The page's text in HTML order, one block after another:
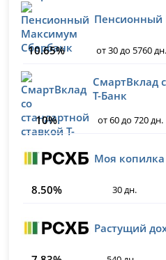
Пенсионный
10.65% от 30 до 5760 дн.
СмартВклад
Т-Банк
10%
от 60 до 720 дн.
Моя копилка
8.50% 30 дн.
Растущий